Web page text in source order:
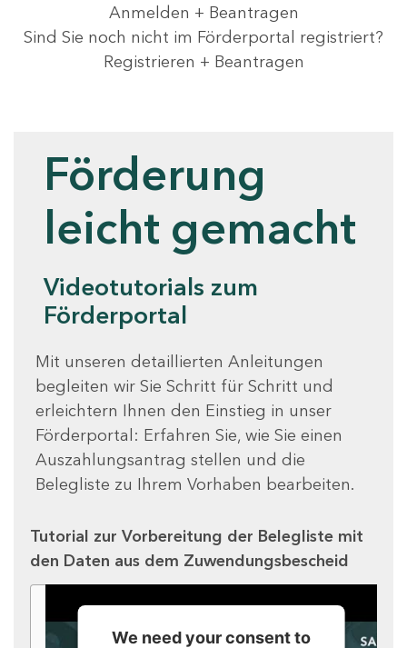
Anmelden + Beantragen
Sind Sie noch nicht im Förderportal registriert?
Registrieren + Beantragen
Förderung
leicht gemacht
Videotutorials zum
Förderportal
Mit unseren detaillierten Anleitungen
begleiten wir Sie Schritt für Schritt und
erleichtern Ihnen den Einstieg in unser
Förderportal: Erfahren Sie, wie Sie einen
Auszahlungsantrag stellen und die
Belegliste zu Ihrem Vorhaben bearbeiten.
Tutorial zur Vorbereitung der Belegliste mit
den Daten aus dem Zuwendungsbescheid
We need your consent to